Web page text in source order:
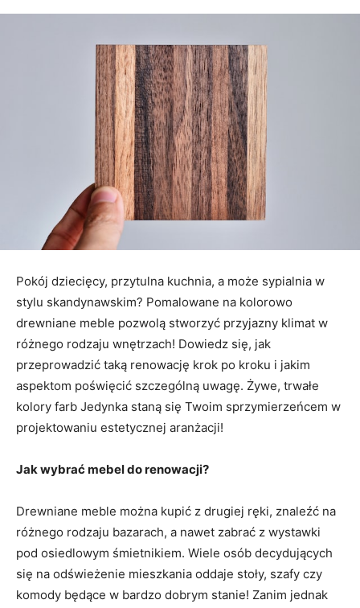
Pokój dziecięcy, przytulna kuchnia, a może sypialnia w
stylu skandynawskim? Pomalowane na kolorowo
drewniane meble pozwolą stworzyć przyjazny klimat w
różnego rodzaju wnętrzach! Dowiedz się, jak
przeprowadzić taką renowację krok po kroku i jakim
aspektom poświęcić szczególną uwagę. Żywe, trwałe
kolory farb Jedynka staną się Twoim sprzymierzeńcem w
projektowaniu estetycznej aranżacji!
Jak wybrać mebel do renowacji?
Drewniane meble można kupić z drugiej ręki, znaleźć na
różnego rodzaju bazarach, a nawet zabrać z wystawki
pod osiedlowym śmietnikiem. Wiele osób decydujących
się na odświeżenie mieszkania oddaje stoły, szafy czy
komody będące w bardzo dobrym stanie! Zanim jednak